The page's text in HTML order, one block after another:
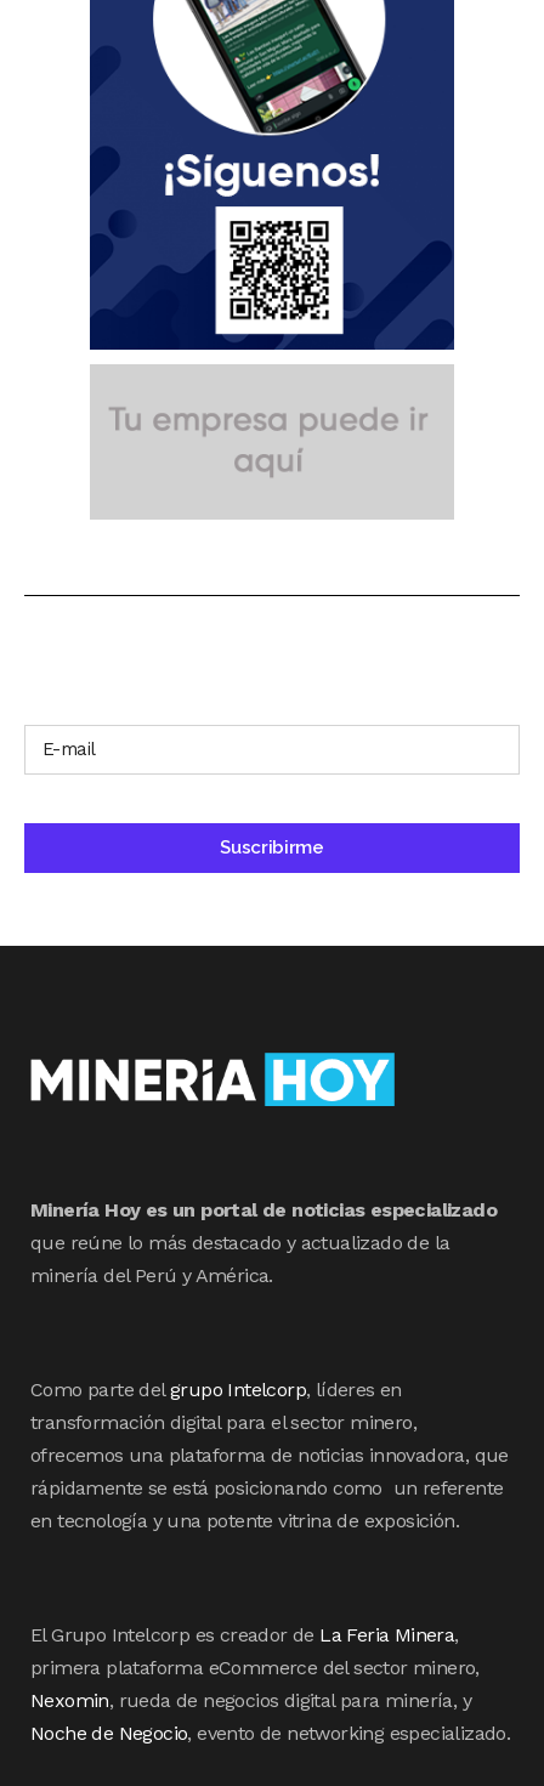
Minería Hoy es un portal de noticias especializado
que reúne lo más destacado y actualizado de la
minería del Perú y América.
Como parte delgrupo Intelcorp, líderes en
transformación digital para el sector minero,
ofrecemos una plataforma de noticias innovadora, que
rápidamente se está posicionando como un referente
en tecnología y una potente vitrina de exposición.
El Grupo Intelcorp es creador de La Feria Minera,
primera plataforma eCommerce del sector minero,
Nexomin, rueda de negocios digital para minería, y
Noche de Negocio, evento de networking especializado.